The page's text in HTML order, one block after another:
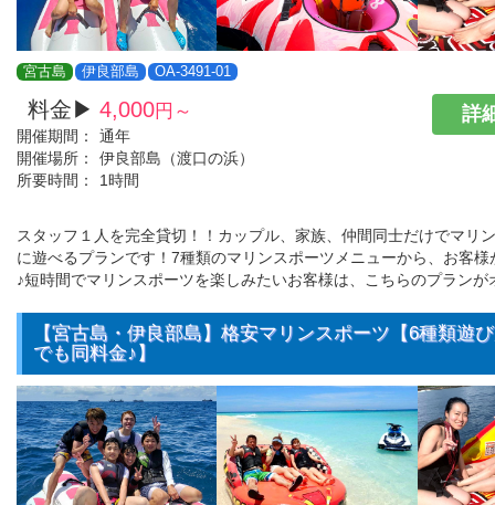
宮古島 伊良部島 OA-3491-01
料金▶ 4,000円～
開催期間：
通年
開催場所：
伊良部島（渡口の浜）
所要時間：
1時間
詳
スタッフ１人を完全貸切！！カップル、家族、仲間同士だけでマリ
に遊べるプランです！7種類のマリンスポーツメニューから、お客
♪短時間でマリンスポーツを楽しみたいお客様は、こちらのプランが
【宮古島・伊良部島】格安マリンスポーツ【6種類遊
でも同料金♪】